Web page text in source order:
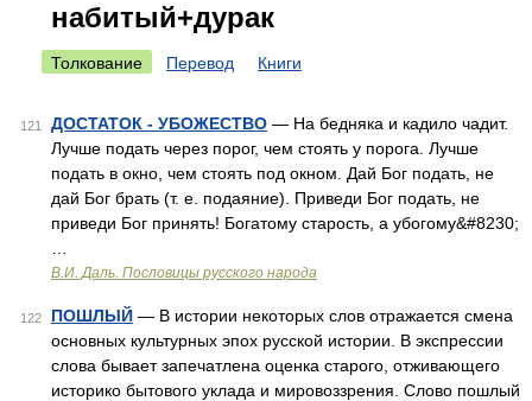
набитый+дурак
Толкование Перевод Книги
121 ДОСТАТОК - УБОЖЕСТВО — На бедняка и кадило чадит.
Лучше подать через порог, чем стоять у порога. Лучше
подать в окно, чем стоять под окном. Дай Бог подать, не
дай Бог брать (т. е. подаяние). Приведи Бог подать, не
приведи Бог принять! Богатому старость, а убогому&#8230;
В.И. Даль. Пословицы русского народа
122 ПОШЛЫЙ — В истории некоторых слов отражается смена
основных культурных эпох русской истории. В экспрессии
слова бывает запечатлена оценка старого, отживающего
историко бытового уклада и мировоззрения. Слово пошлый